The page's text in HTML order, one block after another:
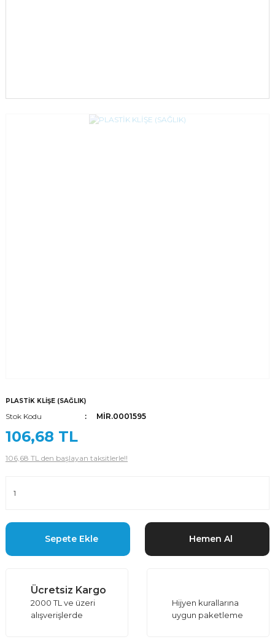
PLASTİK KLİŞE (SAĞLIK)
Stok Kodu MİR.0001595
106,68 TL
106,68 TL den başlayan taksitlerle!!
Sepete Ekle Hemen Al
Ücretsiz Kargo
2000 TL ve üzeri
alışverişlerde
Hijyen kurallarına
uygun paketleme